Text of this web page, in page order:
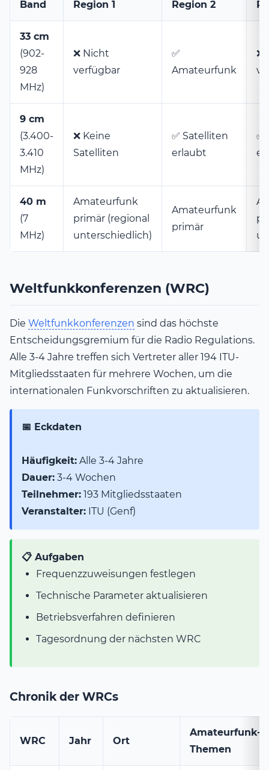
Band Region 1 Region 2
33 cm
(902-
928
MHz)
❌ Nicht
verfügbar
✅
Amateurfunk
❌
9 cm
(3.400-
3.410
MHz)
❌ Keine
Satelliten
✅ Satelliten
erlaubt
✅
40 m
(7
MHz)
Amateurfunk
primär (regional
unterschiedlich)
Amateurfunk
primär
Weltfunkkonferenzen (WRC)
Die Weltfunkkonferenzen sind das höchste
Entscheidungsgremium für die Radio Regulations.
Alle 3-4 Jahre treffen sich Vertreter aller 194 ITU-
Mitgliedsstaaten für mehrere Wochen, um die
internationalen Funkvorschriften zu aktualisieren.
📅 Eckdaten
Häufigkeit: Alle 3-4 Jahre
Dauer: 3-4 Wochen
Teilnehmer: 193 Mitgliedsstaaten
Veranstalter: ITU (Genf)
📋 Aufgaben
Frequenzzuweisungen festlegen
Technische Parameter aktualisieren
Betriebsverfahren definieren
Tagesordnung der nächsten WRC
Chronik der WRCs
WRC Jahr Ort
Amateurfunk-
Themen